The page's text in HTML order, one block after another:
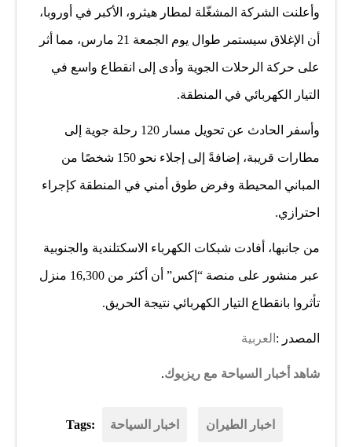
وأعلنت الشركة المشغّلة لمطار هيثرو، الأكبر في أوروبا،
أن الإغلاق سيستمر طوال يوم الجمعة 21 مارس، مما أثر
على حركة الرحلات الجوية وأدى إلى انقطاع واسع في
التيار الكهربائي في المنطقة.
وأسفر الحادث عن تحويل مسار 120 رحلة جوية إلى
مطارات قريبة، إضافةً إلى إجلاء نحو 150 شخصًا من
المباني المحيطة وفرض طوق أمني في المنطقة كإجراء
احترازي.
من جانبها، أفادت شبكات الكهرباء الاسكتلندية والجنوبية
عبر منشور على منصة “إكس” أن أكثر من 16,300 منزل
تأثروا بانقطاع التيار الكهربائي نتيجة الحريق.
المصدر : العربية
شاهد أخبار السياحة مع ريزبوك.
Tags: اخبار السياحة اخبار الطيران